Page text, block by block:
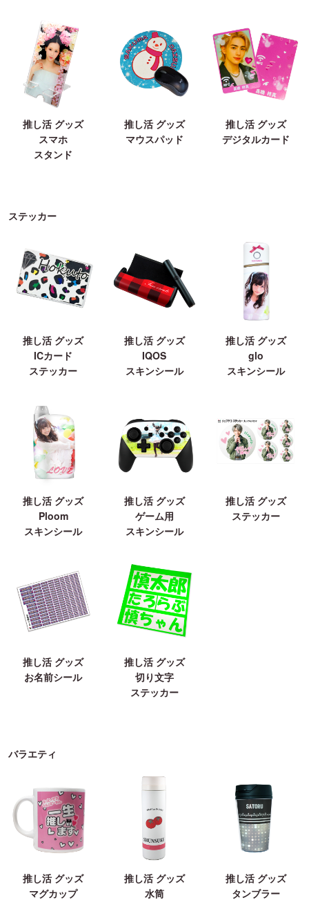
推し活 グッズ
スマホ
スタンド
推し活 グッズ
マウスパッド
推し活 グッズ
デジタルカード
ステッカー
推し活 グッズ
ICカード
ステッカー
推し活 グッズ
IQOS
スキンシール
推し活 グッズ
glo
スキンシール
推し活 グッズ
Ploom
スキンシール
推し活 グッズ
ゲーム用
スキンシール
推し活 グッズ
ステッカー
推し活 グッズ
お名前シール
推し活 グッズ
切り文字
ステッカー
バラエティ
推し活 グッズ
マグカップ
推し活 グッズ
水筒
推し活 グッズ
タンブラー